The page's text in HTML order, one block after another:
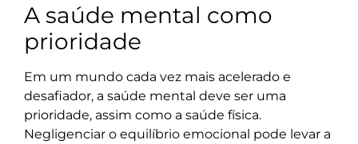
A saúde mental como
prioridade
Em um mundo cada vez mais acelerado e
desafiador, a saúde mental deve ser uma
prioridade, assim como a saúde física.
Negligenciar o equilíbrio emocional pode levar a